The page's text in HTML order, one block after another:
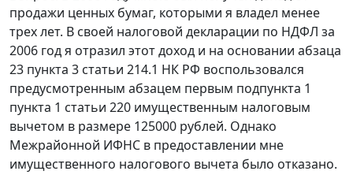
продажи ценных бумаг, которыми я владел менее
трех лет. В своей налоговой декларации по НДФЛ за
2006 год я отразил этот доход и на основании абзаца
23 пункта 3 статьи 214.1 НК РФ воспользовался
предусмотренным абзацем первым подпункта 1
пункта 1 статьи 220 имущественным налоговым
вычетом в размере 125000 рублей. Однако
Межрайонной ИФНС в предоставлении мне
имущественного налогового вычета было отказано.